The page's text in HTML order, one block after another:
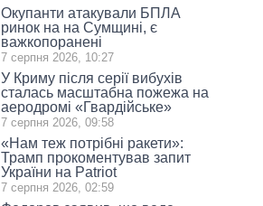
Окупанти атакували БПЛА
ринок на на Сумщині, є
важкопоранені
7 серпня 2026, 10:27
У Криму після серії вибухів
сталась масштабна пожежа на
аеродромі «Гвардійське»
7 серпня 2026, 09:58
«Нам теж потрібні ракети»:
Трамп прокоментував запит
України на Patriot
7 серпня 2026, 02:59